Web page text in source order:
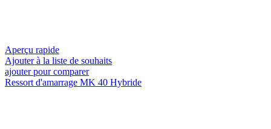
Aperçu rapide
Ajouter à la liste de souhaits
ajouter pour comparer
Ressort d'amarrage MK 40 Hybride